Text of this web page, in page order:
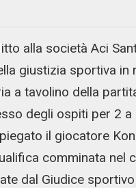
alla società Aci
giustizia sportiva in
a tavolino della
degli ospiti per 2 a
il giocatore
comminata nel
dal Giudice